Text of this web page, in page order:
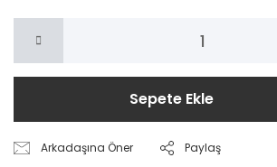
Sepete Ekle
Arkadaşına Öner Paylaş